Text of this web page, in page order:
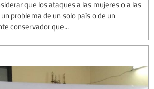
que los ataques a las mujeres o a las
problema de un solo país o de un
conservador que...